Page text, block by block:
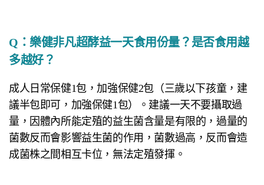
Q：樂健非凡超酵益一天食用份量？是否食用越
多越好？
成人日常保健1包，加強保健2包（三歲以下孩童，建
議半包即可，加強保健1包）。建議一天不要攝取過
量，因體內所能定殖的益生菌含量是有限的，過量的
菌數反而會影響益生菌的作用，菌數過高，反而會造
成菌株之間相互卡位，無法定殖發揮。